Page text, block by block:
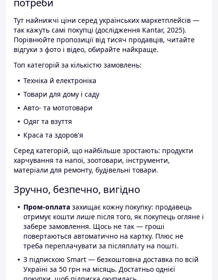
потреби
Тут найнижчі ціни серед українських маркетплейсів —
так кажуть самі покупці (дослідження Kantar, 2025).
Порівнюйте пропозиції від тисяч продавців, читайте
відгуки з фото і відео, обирайте найкраще.
Топ категорій за кількістю замовлень:
Техніка й електроніка
Товари для дому і саду
Авто- та мототовари
Одяг та взуття
Краса та здоров'я
Серед категорій, що найбільше зростають: продукти
харчування та напої, зоотовари, інструменти,
матеріали для ремонту, будівельні товари.
Зручно, безпечно, вигідно
Пром-оплата захищає кожну покупку: продавець
отримує кошти лише після того, як покупець огляне і
забере замовлення. Щось не так — гроші
повертаються автоматично на картку. Плюс не
треба переплачувати за післяплату на пошті.
З підпискою Smart — безкоштовна доставка по всій
Україні за 50 грн на місяць. Достатньо однієї